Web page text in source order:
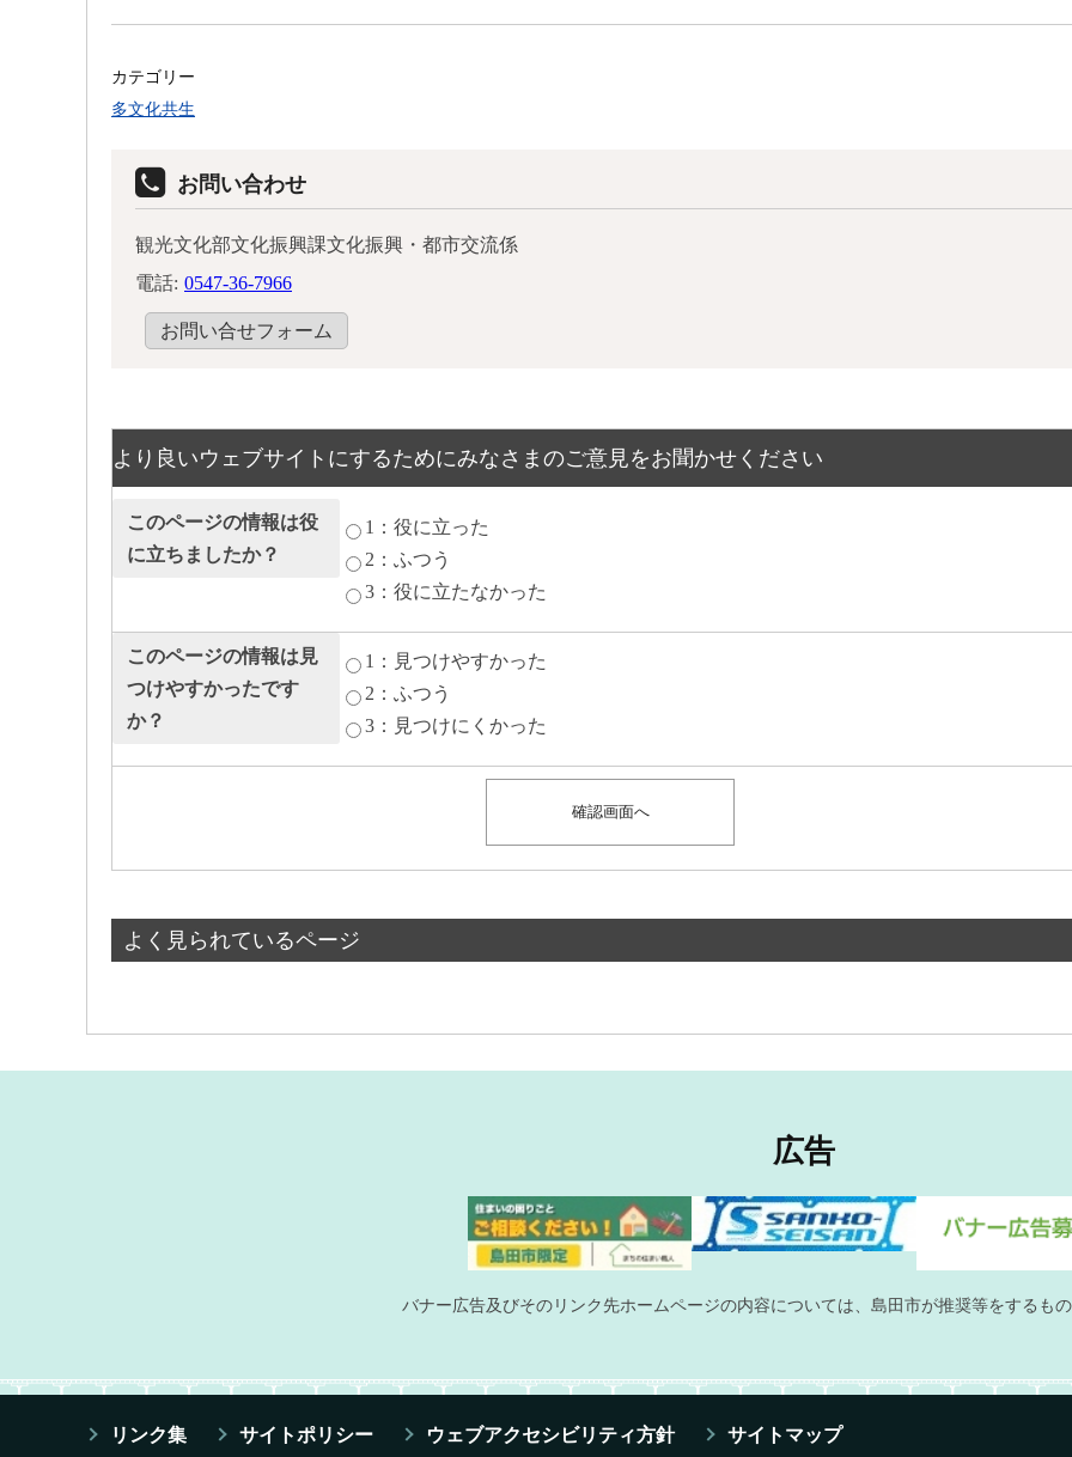
カテゴリー
多文化共生
お問い合わせ
観光文化部文化振興課文化振興・都市交流係
電話: 0547-36-7966
お問い合せフォーム
より良いウェブサイトにするためにみなさまのご意見をお聞かせください
このページの情報は役
に立ちましたか？
1：役に立った
2：ふつう
3：役に立たなかった
このページの情報は見
つけやすかったです
か？
1：見つけやすかった
2：ふつう
3：見つけにくかった
よく見られているページ
広告
バナー広告及びそのリンク先ホームページの内容については、島田市が推奨等をするも
リンク集 サイトポリシー ウェブアクセシビリティ方針 サイトマップ